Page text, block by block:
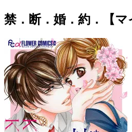
禁．断．婚．約．【マ